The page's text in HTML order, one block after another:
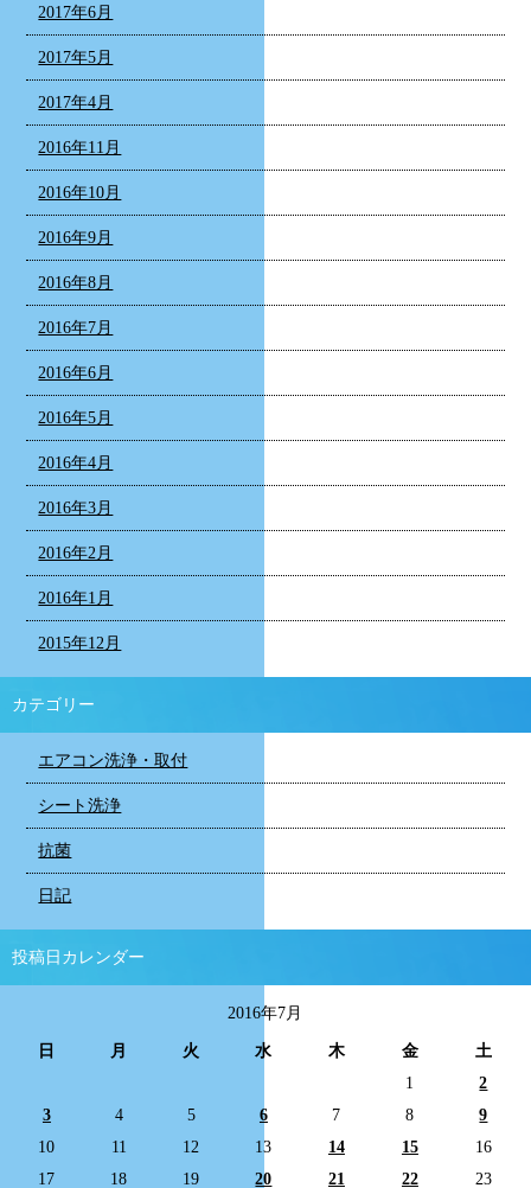
2017年6月
2017年5月
2017年4月
2016年11月
2016年10月
2016年9月
2016年8月
2016年7月
2016年6月
2016年5月
2016年4月
2016年3月
2016年2月
2016年1月
2015年12月
カテゴリー
エアコン洗浄・取付
シート洗浄
抗菌
日記
投稿日カレンダー
2016年7月
日 月 火 水 木 金
土
1
2
3
4 5 6 7 8
9
10
11 12 13 14 15
16
17
18 19 20 21 22 23